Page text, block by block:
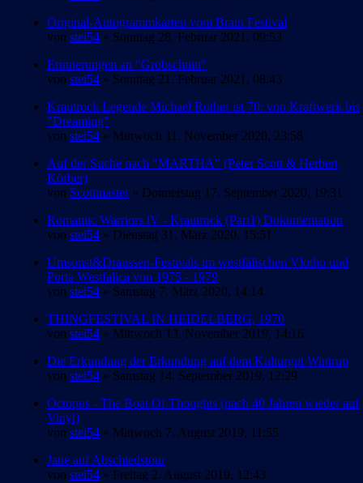
Original-Autogrammkarten vom Brain Festival
von stei54 » Sonntag 28. Februar 2021, 09:53
Erinnerungen an "Grobschnitt"
von stei54 » Sonntag 21. Februar 2021, 08:43
Krautrock Legende Michael Rother ist 70: von Kraftwerk bis
"Dreaming"
von stei54 » Mittwoch 11. November 2020, 23:58
Auf der Suche nach "MARTHA" (Peter Scott & Herbert
Körber)
von Scottmaster» Donnerstag 17. September 2020, 19:31
Romantic Warriors lV - Krautrock (Part1) Dokumentation
von stei54 » Dienstag 31. März 2020, 15:51
Umsonst&Draussen-Festivals im westfälischen Vlotho und
Porta Westfalica von 1975 - 1979
von stei54 » Samstag 7. März 2020, 14:14
THINGFESTIVAL IN HEIDELBERG, 1970
von stei54 » Mittwoch 13. November 2019, 14:16
Die Erkundung der Erkundung auf dem Kulturgut Wintrup
von stei54 » Samstag 14. September 2019, 12:29
Octopus - The Boat Of Thoughts (nach 40 Jahren wieder auf
Vinyl)
von stei54 » Mittwoch 7. August 2019, 11:55
Jane auf Abschiedstour
von stei54 » Freitag 2. August 2019, 12:43